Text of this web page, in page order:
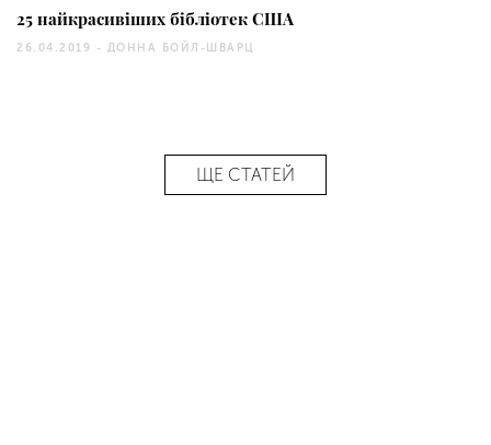
25 найкрасивіших бібліотек США
26.04.2019 - ДОННА БОЙЛ-ШВАРЦ
ЩЕ СТАТЕЙ